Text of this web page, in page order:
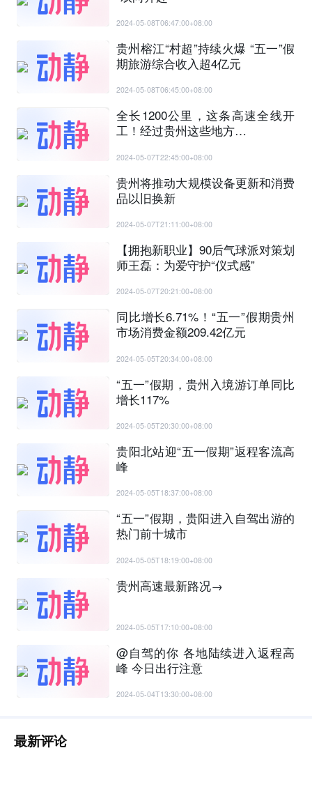
2024-05-08T06:47:00+08:00
贵州榕江“村超”持续火爆 “五一”假
期旅游综合收入超4亿元
2024-05-08T06:45:00+08:00
全长1200公里，这条高速全线开
工！经过贵州这些地方…
2024-05-07T22:45:00+08:00
贵州将推动大规模设备更新和消费
品以旧换新
2024-05-07T21:11:00+08:00
【拥抱新职业】90后气球派对策划
师王磊：为爱守护“仪式感”
2024-05-07T20:21:00+08:00
同比增长6.71%！“五一”假期贵州
市场消费金额209.42亿元
2024-05-05T20:34:00+08:00
“五一”假期，贵州入境游订单同比
增长117%
2024-05-05T20:30:00+08:00
贵阳北站迎“五一假期”返程客流高
峰
2024-05-05T18:37:00+08:00
“五一”假期，贵阳进入自驾出游的
热门前十城市
2024-05-05T18:19:00+08:00
贵州高速最新路况→
2024-05-05T17:10:00+08:00
@自驾的你 各地陆续进入返程高
峰 今日出行注意
2024-05-04T13:30:00+08:00
最新评论